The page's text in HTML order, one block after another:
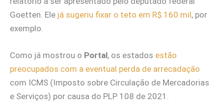
Goetten. Ele já sugeriu fixar o teto em R$ 160 mil, por
exemplo.
Como já mostrou o Portal, os estados estão
preocupados com a eventual perda de arrecadação
com ICMS (Imposto sobre Circulação de Mercadorias
e Serviços) por causa do PLP 108 de 2021.